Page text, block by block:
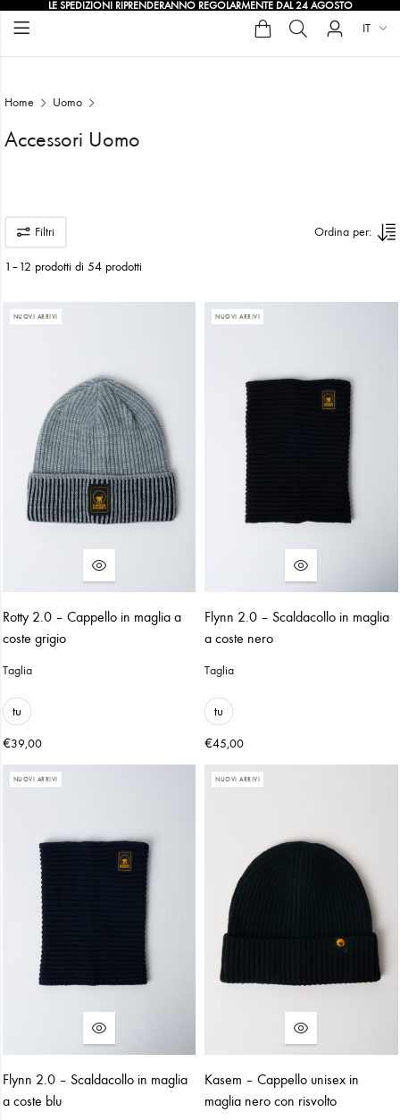
LE SPEDIZIONI RIPRENDERANNO REGOLARMENTE DAL 24 AGOSTO
IT
Accessori Uomo
Home Uomo
Filtri Ordina per:
1–12 prodotti di 54 prodotti
NUOVI ARRIVI
Rotty 2.0 – Cappello in maglia a
coste grigio
Taglia
tu
€39,00
NUOVI ARRIVI
Flynn 2.0 – Scaldacollo in maglia
a coste nero
Taglia
tu
€45,00
NUOVI ARRIVI
Flynn 2.0 – Scaldacollo in maglia
a coste blu
NUOVI ARRIVI
Kasem – Cappello unisex in
maglia nero con risvolto